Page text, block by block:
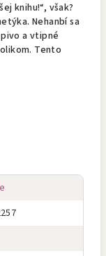
knihu!“, však?
Nehanbí sa
a vtipné
Tento